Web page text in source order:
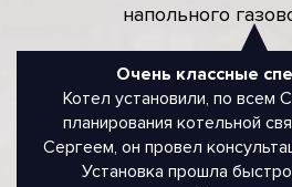
напольного
Очень классные
Котел установили, по
планирования котельной
Сергеем, он провел
Установка прошла